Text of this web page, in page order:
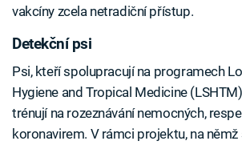
vakcíny zcela netradiční přístup.
Detekční psi
Psi, kteří spolupracují na programech
Hygiene and Tropical Medicine
trénují na rozeznávání nemocných,
koronavirem. V rámci projektu, na němž